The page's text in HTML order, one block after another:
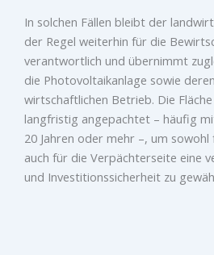
In solchen Fällen bleibt der
der Regel weiterhin für die
verantwortlich und übernimmt
die Photovoltaikanlage sowie
wirtschaftlichen Betrieb. Die
langfristig angepachtet – häufig
20 Jahren oder mehr –, um
auch für die Verpächterseite eine
und Investitionssicherheit zu